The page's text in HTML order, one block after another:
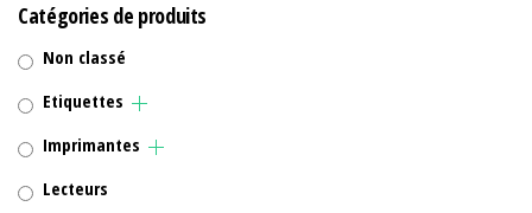
Catégories de produits
Non classé
Etiquettes
Imprimantes
Lecteurs